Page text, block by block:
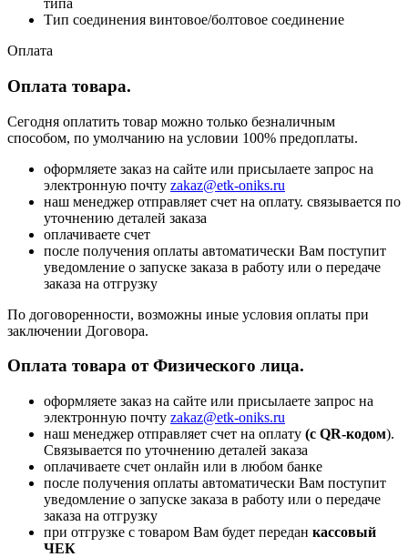
типа
Тип соединения винтовое/болтовое соединение
Оплата
Оплата товара.
Сегодня оплатить товар можно только безналичным
способом, по умолчанию на условии 100% предоплаты.
оформляете заказ на сайте или присылаете запрос на
электронную почту zakaz@etk-oniks.ru
наш менеджер отправляет счет на оплату. связывается по
уточнению деталей заказа
оплачиваете счет
после получения оплаты автоматически Вам поступит
уведомление о запуске заказа в работу или о передаче
заказа на отгрузку
По договоренности, возможны иные условия оплаты при
заключении Договора.
Оплата товара от Физического лица.
оформляете заказ на сайте или присылаете запрос на
электронную почту zakaz@etk-oniks.ru
наш менеджер отправляет счет на оплату (с QR-кодом).
Связывается по уточнению деталей заказа
оплачиваете счет онлайн или в любом банке
после получения оплаты автоматически Вам поступит
уведомление о запуске заказа в работу или о передаче
заказа на отгрузку
при отгрузке с товаром Вам будет передан кассовый
ЧЕК